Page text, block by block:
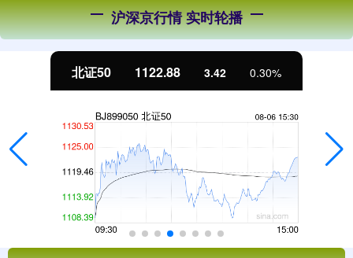
沪深京行情 实时轮播
北证50 1122.88 3.42 0.30%